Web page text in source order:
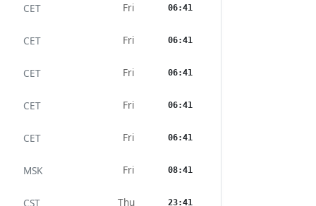
CET Fri 06:41
CET Fri 06:41
CET Fri 06:41
CET Fri 06:41
CET Fri 06:41
MSK Fri 08:41
CST Thu 23:41